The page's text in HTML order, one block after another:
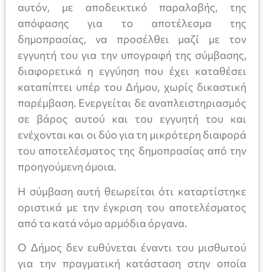
αυτόν, με αποδεικτικό παραλαβής, της
απόφασης για το αποτέλεσμα της
δημοπρασίας, να προσέλθει μαζί με τον
εγγυητή του για την υπογραφή της σύμβασης,
διαφορετικά η εγγύηση που έχει καταθέσει
καταπίπτει υπέρ του Δήμου, χωρίς δικαστική
παρέμβαση. Ενεργείται δε αναπλειστηριασμός
σε βάρος αυτού και του εγγυητή του και
ενέχονται και οι δύο για τη μικρότερη διαφορά
του αποτελέσματος της δημοπρασίας από την
προηγούμενη όμοια.
Η σύμβαση αυτή θεωρείται ότι καταρτίστηκε
οριστικά με την έγκριση του αποτελέσματος
από τα κατά νόμο αρμόδια όργανα.
Ο Δήμος δεν ευθύνεται έναντι του μισθωτού
για την πραγματική κατάσταση στην οποία